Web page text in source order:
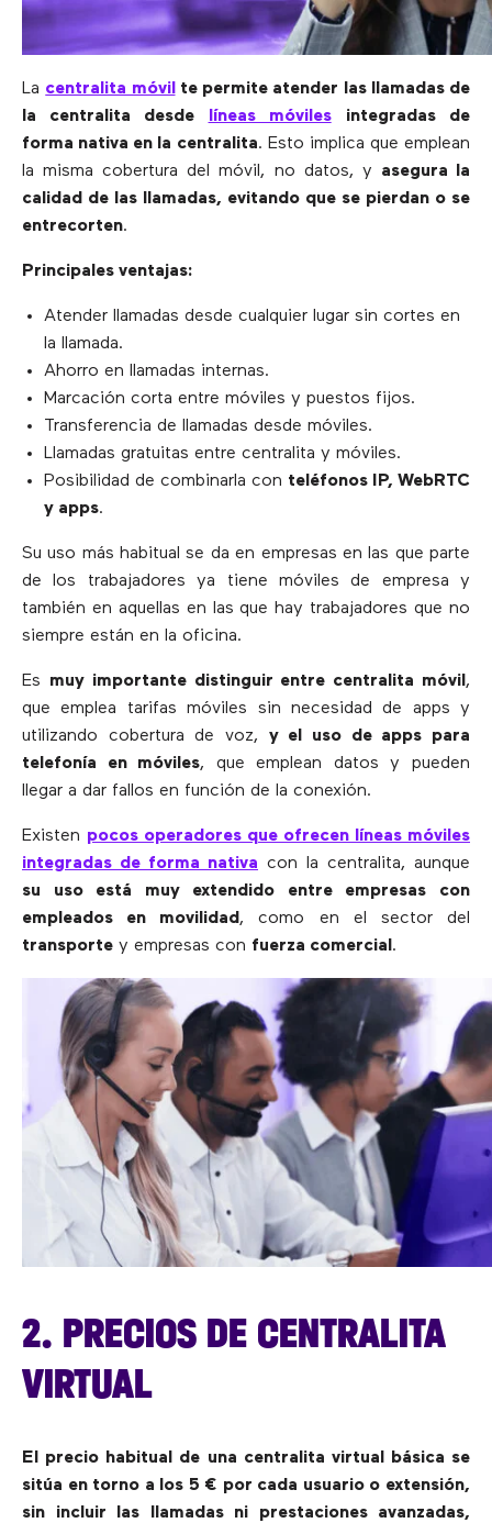
La centralita móvilte permite atender las llamadas de
la centralita desde líneas móviles
integradas de
forma nativa en la centralita. Esto implica que emplean
la misma cobertura del móvil, no datos, y asegura la
calidad de las llamadas, evitando que se pierdan o se
entrecorten.
Principales ventajas:
Atender llamadas desde cualquier lugar sin cortes en
la llamada.
Ahorro en llamadas internas.
Marcación corta entre móviles y puestos fijos.
Transferencia de llamadas desde móviles.
Llamadas gratuitas entre centralita y móviles.
Posibilidad de combinarla con teléfonos IP, WebRTC
y apps.
Su uso más habitual se da en empresas en las que parte
de los trabajadores ya tiene móviles de empresa y
también en aquellas en las que hay trabajadores que no
siempre están en la oficina.
Es muy importante distinguir entre centralita móvil,
que emplea tarifas móviles sin necesidad de apps y
utilizando cobertura de voz, y el uso de apps para
telefonía en móviles, que emplean datos y pueden
llegar a dar fallos en función de la conexión.
Existen pocos operadores que ofrecen líneas móviles
integradas de forma nativa con la centralita, aunque
su uso está muy extendido entre empresas con
empleados en movilidad, como en el sector del
transporte y empresas con fuerza comercial.
2. PRECIOS DE CENTRALITA
VIRTUAL
El precio habitual de una centralita virtual básica se
sitúa en torno a los 5 € por cada usuario o extensión,
sin incluir las llamadas ni prestaciones avanzadas,